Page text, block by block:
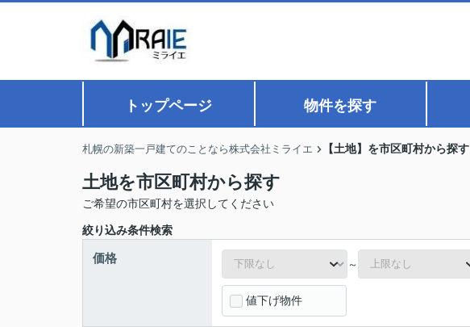
トップページ 物件を探す
札幌の新築一戸建てのことなら株式会社ミライエ 【土地】を市区町村から探す
土地を市区町村から探す
ご希望の市区町村を選択してください
絞り込み条件検索
価格 ～
値下げ物件